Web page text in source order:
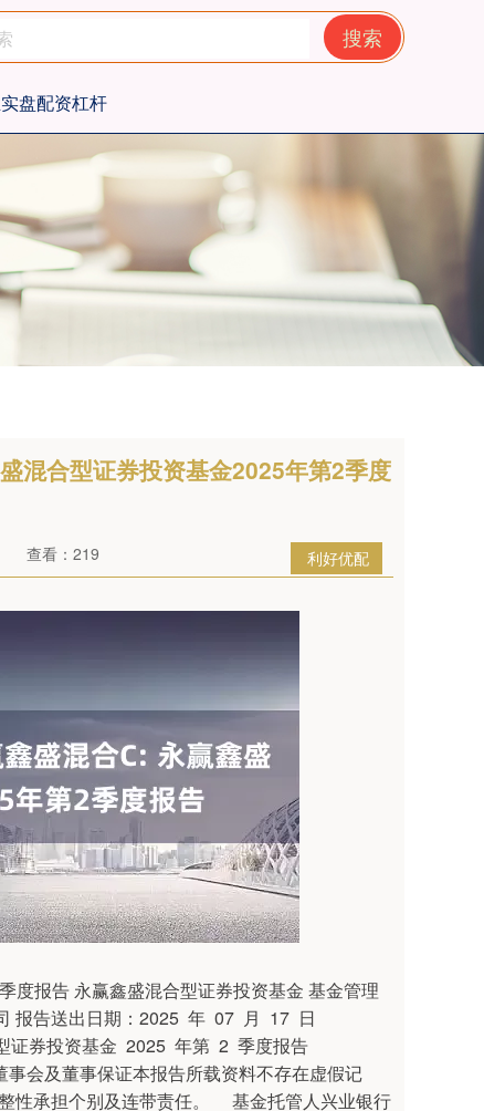
搜索
盘配资杠杆
混合型证券投资基金2025年第2季度
利好优配
查看：219
赢鑫盛混合型证券投资基金 基金管理
报告送出日期：2025 年 07 月 17 日
年第 2 季度报告
本报告所载资料不存在虚假记
性承担个别及连带责任。 基金托管人兴业银行